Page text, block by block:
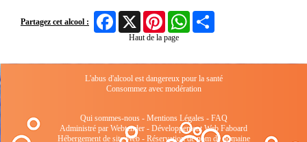
Partagez cet alcool :
Facebook
X PinterestWhatsApp
Haut de la page
L'abus d'alcool est dangereux pour la santé
Consommez avec modération
Qui sommes-nous- Mentions Légales- FAQ
Administré par Webtender - Développement Web Faboard
Hébergement de site Web- Réservation de nom de domaine